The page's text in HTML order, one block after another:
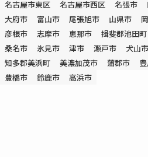
名古屋市東区
名古屋市西区 名張市
大府市
富山市 尾張旭市 山県市
彦根市
志摩市 恵那市 揖斐郡池田町
桑名市
氷見市 津市 瀬戸市 犬山市
知多郡美浜町
美濃加茂市 蒲郡市
豊橋市
鈴鹿市 高浜市